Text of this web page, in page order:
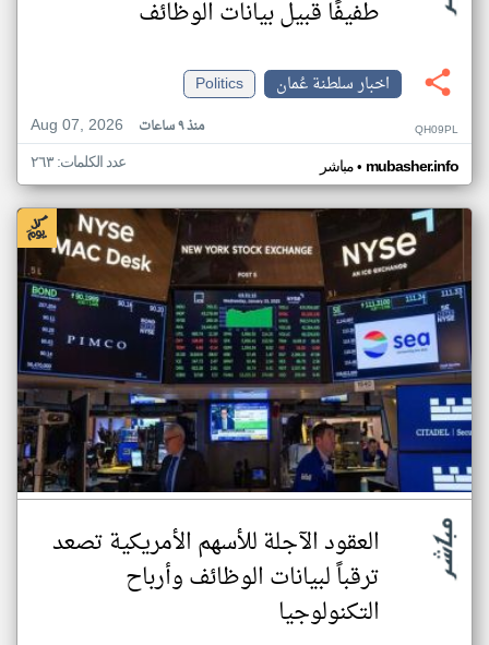
طفيفًا قبيل بيانات الوظائف
اخبار سلطنة عُمان
Politics
Aug 07, 2026
منذ ٩ ساعات QH09PL
مباشر• mubasher.info عدد الكلمات: ٢٦٣
العقود الآجلة للأسهم الأمريكية تصعد
ترقباً لبيانات الوظائف وأرباح
التكنولوجيا